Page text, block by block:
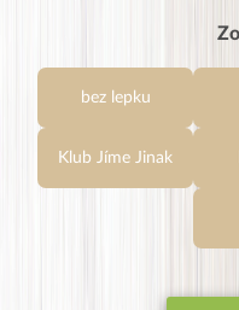
bez lepku
Klub Jíme Jinak